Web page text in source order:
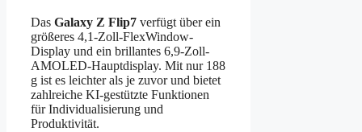
Das Galaxy Z Flip7 verfügt über ein
größeres 4,1-Zoll-FlexWindow-
Display und ein brillantes 6,9-Zoll-
AMOLED-Hauptdisplay. Mit nur 188
g ist es leichter als je zuvor und bietet
zahlreiche KI-gestützte Funktionen
für Individualisierung und
Produktivität.